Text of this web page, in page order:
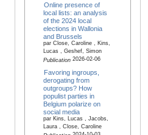
Online presence of
local lists: an analysis
of the 2024 local
elections in Wallonia
and Brussels
par Close, Caroline , Kins,
Lucas , Geshef, Simon
Publication2026-02-06
Favoring ingroups,
derogating from
outgroups? How
populist parties in
Belgium polarize on
social media
par Kins, Lucas , Jacobs,
Laura , Close, Caroline